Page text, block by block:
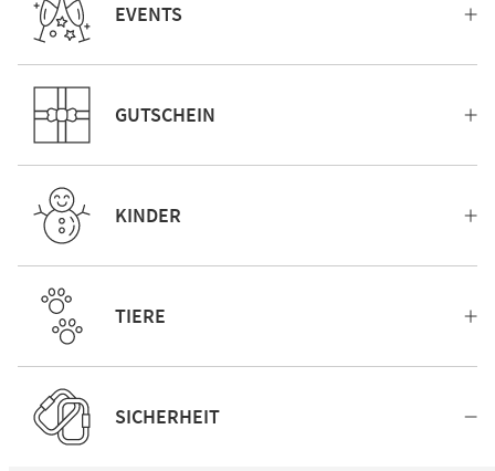
EVENTS
GUTSCHEIN
KINDER
TIERE
SICHERHEIT